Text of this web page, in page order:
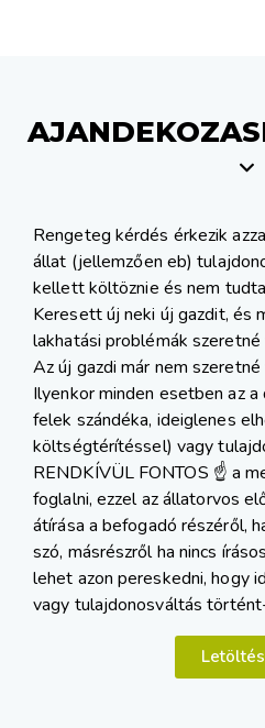
Rengeteg kérdés érkezik
állat (jellemzően eb)
kellett költöznie és nem
Keresett új neki új gazdit, és
lakhatási problémák
Az új gazdi már nem
Ilyenkor minden esetben az
felek szándéka, ideiglenes
költségtérítéssel) vagy
RENDKÍVÜL FONTOS ☝ a
foglalni, ezzel az állatorvos
átírása a befogadó részéről,
szó, másrészről ha nincs
lehet azon pereskedni, hogy
vagy tulajdonosváltás
Letöltés